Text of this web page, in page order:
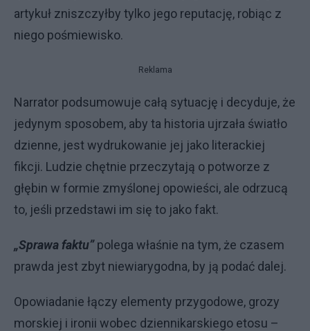
artykuł zniszczyłby tylko jego reputację, robiąc z
niego pośmiewisko.
Reklama
​Narrator podsumowuje całą sytuację i decyduje, że
jedynym sposobem, aby ta historia ujrzała światło
dzienne, jest wydrukowanie jej jako literackiej
fikcji. Ludzie chętnie przeczytają o potworze z
głębin w formie zmyślonej opowieści, ale odrzucą
to, jeśli przedstawi im się to jako fakt.
„Sprawa faktu”polega właśnie na tym, że czasem
prawda jest zbyt niewiarygodna, by ją podać dalej.
Opowiadanie łączy elementy przygodowe, grozy
morskiej i ironii wobec dziennikarskiego etosu –